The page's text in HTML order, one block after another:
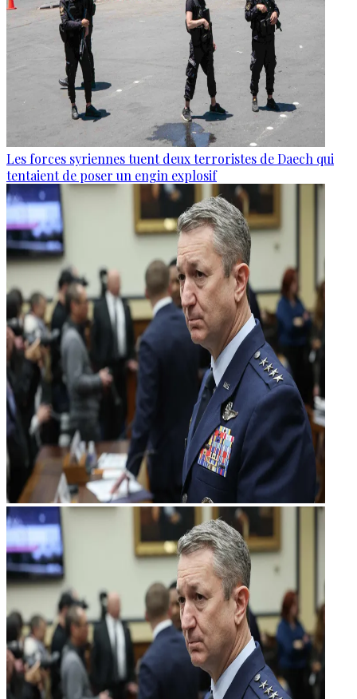
Les forces syriennes tuent deux terroristes de Daech qui
tentaient de poser un engin explosif